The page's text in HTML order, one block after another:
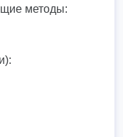
методы: